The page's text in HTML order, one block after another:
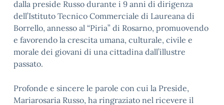
dalla preside Russo durante i 9 anni di dirigenza
dell’Istituto Tecnico Commerciale di Laureana di
Borrello, annesso al “Piria” di Rosarno, promuovendo
e favorendo la crescita umana, culturale, civile e
morale dei giovani di una cittadina dall’illustre
passato.
Profonde e sincere le parole con cui la Preside,
Mariarosaria Russo, ha ringraziato nel ricevere il